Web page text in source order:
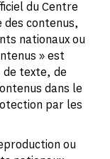
du Centre
des contenus,
nationaux ou
» est
texte, de
dans le
par les
ou